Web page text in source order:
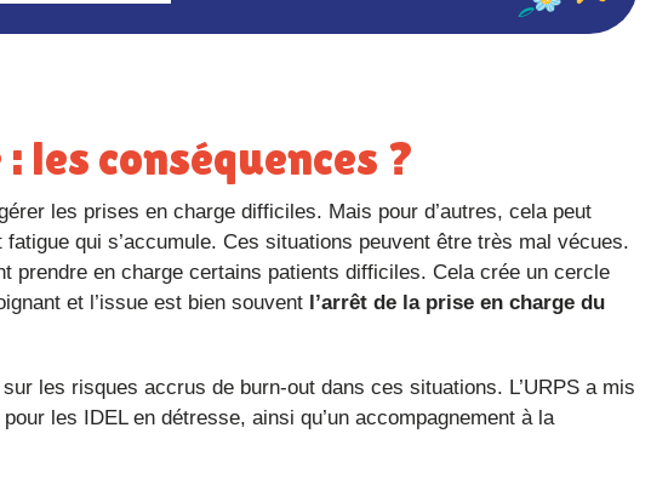
les conséquences ?
les prises en charge difficiles. Mais pour d’autres, cela peut
qui s’accumule. Ces situations peuvent être très mal vécues.
prendre en charge certains patients difficiles. Cela crée un cercle
et l’issue est bien souvent l’arrêt de la prise en charge du
les IDEL en détresse, ainsi qu’un accompagnement à la